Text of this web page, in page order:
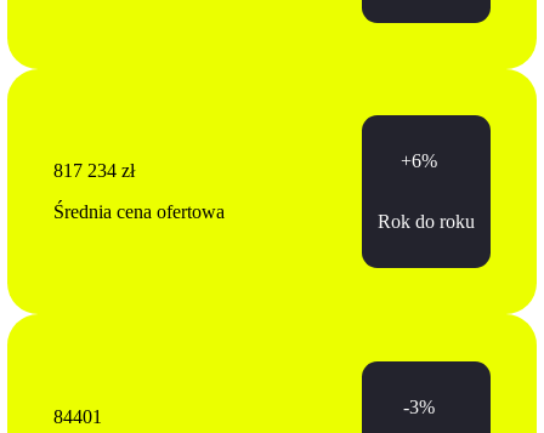
817 234 zł
Średnia cena ofertowa
+6%
Rok do roku
84401
-3%